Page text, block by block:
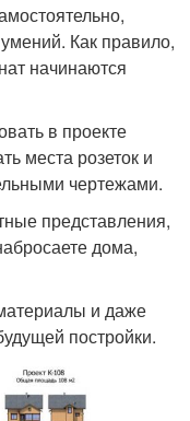
Как правило,
начинаются
в проекте
места розеток и
чертежами.
представления,
дома,
и даже
постройки.